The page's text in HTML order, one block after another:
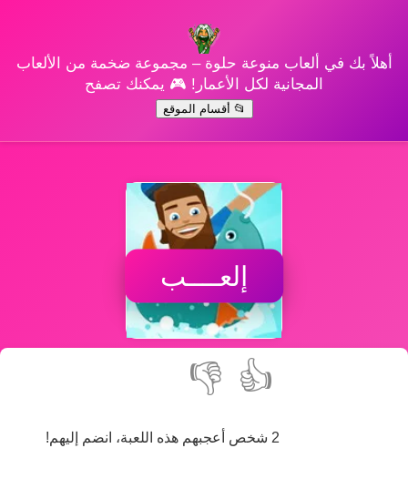
أهلاً بك في ألعاب منوعة حلوة – مجموعة ضخمة من الألعاب
المجانية لكل الأعمار! 🎮 يمكنك تصفح
📂 أقسام الموقع
إلعــــب
👍
👎
2 شخص أعجبهم هذه اللعبة، انضم إليهم!